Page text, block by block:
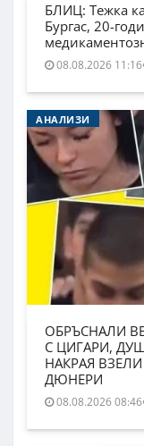
БЛИЦ: Тежка
Бургас, 20-
08.08.2026
АНАЛИЗИ
ОБРЪСНАЛИ
С ЦИГАРИ,
НАКРАЯ
ДЮНЕРИ
08.08.2026